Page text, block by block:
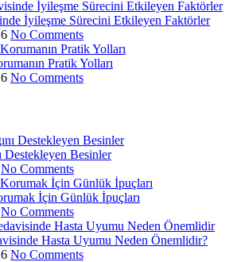
İyileşme Sürecini Etkileyen Faktörler
No Comments
Pratik Yolları
No Comments
Destekleyen Besinler
No Comments
İçin Günlük İpuçları
No Comments
Hasta Uyumu Neden Önemlidir?
No Comments